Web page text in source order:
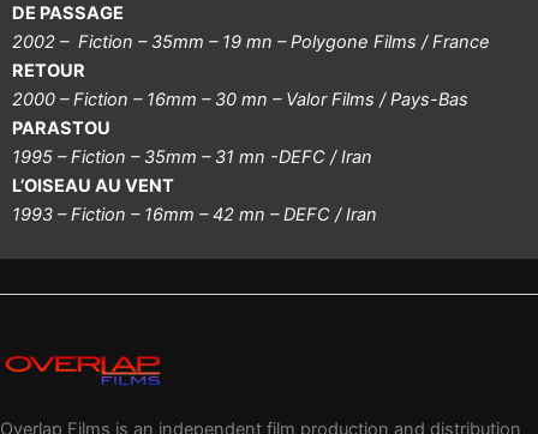
DE PASSAGE
2002 – Fiction – 35mm – 19 mn – Polygone Films / France
RETOUR
2000 – Fiction – 16mm – 30 mn – Valor Films / Pays-Bas
PARASTOU
1995 – Fiction – 35mm – 31 mn -DEFC / Iran
L’OISEAU AU VENT
1993 – Fiction – 16mm – 42 mn – DEFC / Iran
Overlap Films is an independent film production and distribution